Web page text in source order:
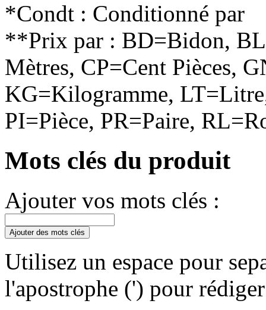
*Condt : Conditionné par
**Prix par : BD=Bidon,
Mètres, CP=Cent Pièces,
KG=Kilogramme,
PI=Pièce, PR=Paire,
Mots clés du produit
Ajouter vos mots clés :
Ajouter des mots clés
Utilisez un espace pour
l'apostrophe (') pour